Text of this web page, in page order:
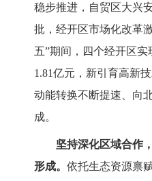
稳步推进，自贸区大兴
批， 经开区市场化改革
五”期间，四个经开区实
1.81亿元，新引育高新
动能转换不断提速、 向
成。
坚持深化区域合作
形成。 依托生态资源禀